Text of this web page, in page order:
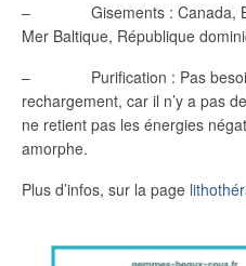
– Gisements : Canada,
Mer Baltique, République
– Purification : Pas besoin
rechargement, car il n’y a pas
ne retient pas les énergies
amorphe.
Plus d’infos, sur la page